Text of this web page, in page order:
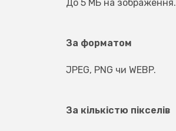
До 5 МБ на зображення.
За форматом
JPEG, PNG чи WEBP.
За кількістю пікселів